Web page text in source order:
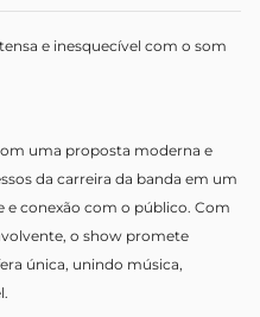
e inesquecível com o som
uma proposta moderna e
da carreira da banda em um
e conexão com o público. Com
o show promete
única, unindo música,